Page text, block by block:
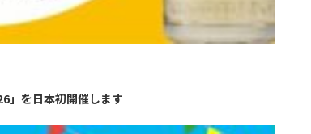
」を日本初開催します